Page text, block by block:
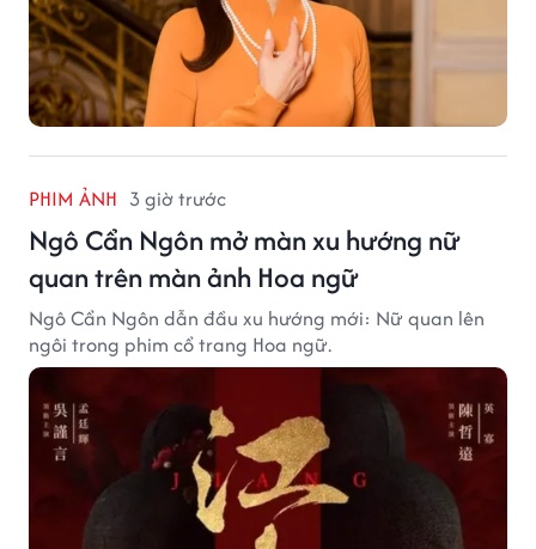
PHIM ẢNH 3 giờ trước
Ngô Cẩn Ngôn mở màn xu hướng nữ
quan trên màn ảnh Hoa ngữ
Ngô Cẩn Ngôn dẫn đầu xu hướng mới: Nữ quan lên
ngôi trong phim cổ trang Hoa ngữ.